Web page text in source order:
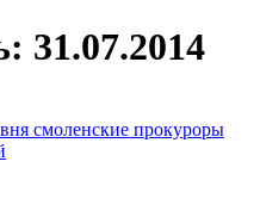
31.07.2014
смоленские прокуроры